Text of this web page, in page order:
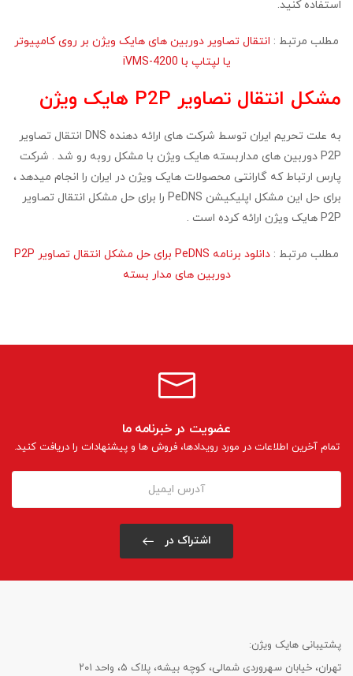
استفاده کنید.
مطلب مرتبط : انتقال تصاویر دوربین های هایک ویژن بر روی کامپیوتر
یا لپتاپ با iVMS-4200
مشکل انتقال تصاویر P2P هایک ویژن
به علت تحریم ایران توسط شرکت های ارائه دهنده DNS انتقال تصاویر
P2P دوربین های مداربسته هایک ویژن با مشکل روبه رو شد . شرکت
پارس ارتباط که گارانتی محصولات هایک ویژن در ایران را انجام میدهد ،
برای حل این مشکل اپلیکیشن PeDNS را برای حل مشکل انتقال تصاویر
P2P هایک ویژن ارائه کرده است .
مطلب مرتبط :
دانلود برنامه PeDNS برای حل مشکل انتقال تصاویر P2P
دوربین های مدار بسته
عضویت در خبرنامه ما
تمام آخرین اطلاعات در مورد رویدادها، فروش ها و پیشنهادات را دریافت کنید.
اشتراک در
پشتیبانی هایک ویژن:
تهران، خیابان سهروردی شمالی، کوچه بیشه، پلاک ۵، واحد ۲۰۱